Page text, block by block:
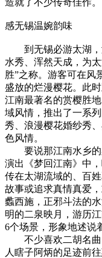
感无锡温婉韵味
到无锡必游太湖，
水秀、浑然天成，为
胜”之称。游客可在风
盛放的烂漫樱花。此
江南最著名的赏樱胜
域风情，推出了一系
秀、浪漫樱花婚纱秀
色风情。
要说那江南水乡的
演出《梦回江南》中
传在太湖流域的、百
故事或追求真情真爱
蠡西施，正邪斗法的
明的二泉映月，游历
6个场景，形象地述说
不少喜欢二胡名曲
人瞎子阿炳的足迹前